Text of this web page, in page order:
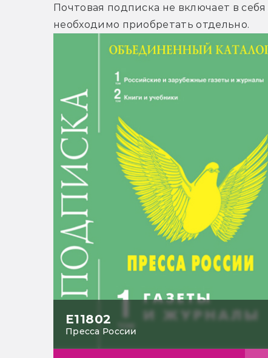
Почтовая подписка не включает в себя
необходимо приобретать отдельно.
Е11802
Пресса России